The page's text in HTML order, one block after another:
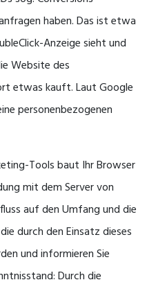
haben. Das ist etwa
Anzeige sieht und
Website des
etwas kauft. Laut Google
personenbezogenen
Tools baut Ihr Browser
mit dem Server von
auf den Umfang und die
durch den Einsatz dieses
und informieren Sie
Durch die